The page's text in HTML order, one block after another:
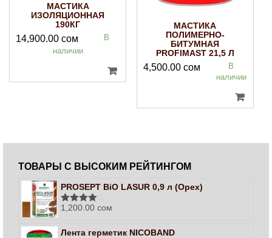
МАСТИКА
ИЗОЛЯЦИОННАЯ
190КГ
14,900.00 сом
В
наличии
МАСТИКА
ПОЛИМЕРНО-
БИТУМНАЯ
PROFIMAST 21,5 Л
4,500.00 сом
В
наличии
ТОВАРЫ С ВЫСОКИМ РЕЙТИНГОМ
PROSEPT BiO LASUR 0,9 л (Орех)
Оценка
1,200.00 сом
Лента герметик NICOBAND